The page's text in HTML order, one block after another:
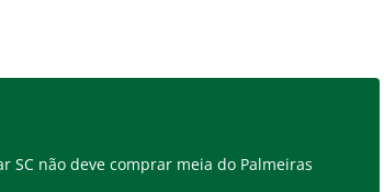
SC não deve comprar meia do Palmeiras